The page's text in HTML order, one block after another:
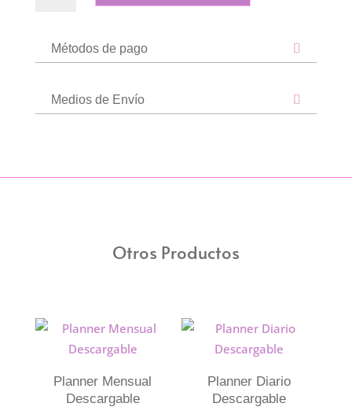
cantidad
Métodos de pago
Medios de Envío
Otros Productos
Planner Mensual
Descargable
Planner Diario
Descargable